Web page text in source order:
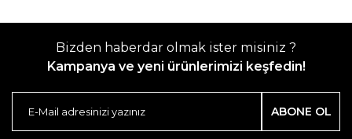
Bizden haberdar olmak ister misiniz ?
Kampanya ve yeni ürünlerimizi keşfedin!
ABONE OL